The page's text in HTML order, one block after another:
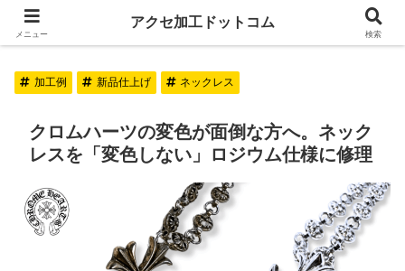
アクセ加工ドットコム
加工例 新品仕上げ ネックレス
クロムハーツの変色が面倒な方へ。ネック
レスを「変色しない」ロジウム仕様に修理
メニュー
アクセ加工ドットコム
検索